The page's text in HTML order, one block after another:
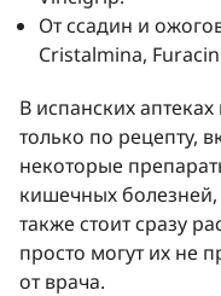
От ссадин и
Cristalmina,
В испанских
только по рецепту,
некоторые
кишечных
также стоит сразу
просто могут их не
от врача.